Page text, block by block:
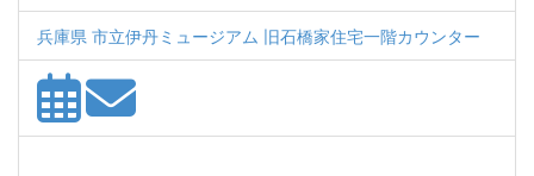
兵庫県 市立伊丹ミュージアム 旧石橋家住宅一階カウンター